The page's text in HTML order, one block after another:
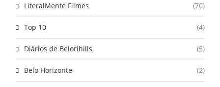
LiteralMente Filmes (70)
Top 10 (4)
Diários de Belorihills (5)
Belo Horizonte (2)